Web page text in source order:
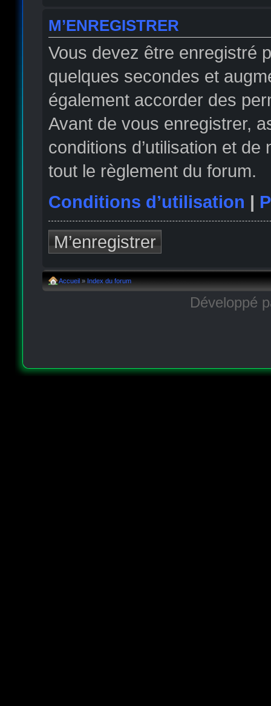
M’ENREGISTRER
Vous devez être enregistré
quelques secondes et
également accorder des
Avant de vous enregistrer,
conditions d’utilisation et
tout le règlement du forum.
Conditions d’utilisation |
M’enregistrer
Accueil » Index du forum
Développé